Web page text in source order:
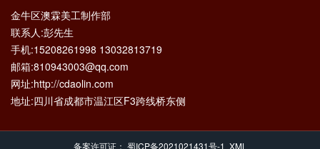
金牛区澳霖美工制作部
联系人:彭先生
手机:15208261998 13032813719
邮箱:810943003@qq.com
网址:http://cdaolin.com
地址:四川省成都市温江区F3跨线桥东侧
备案许可证： 蜀ICP备2021021431号-1 XML